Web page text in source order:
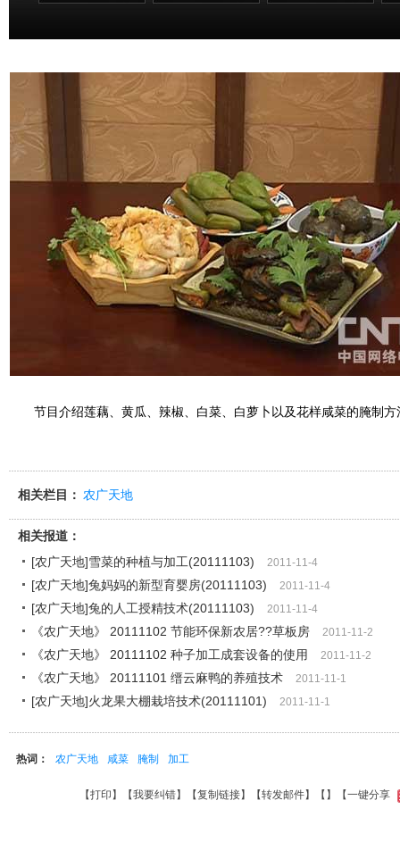
节目介绍莲藕、黄瓜、辣椒、白菜、白萝卜以及花样咸菜的腌制方
相关栏目： 农广天地
相关报道：
[农广天地]雪菜的种植与加工(20111103)
2011-11-4
[农广天地]兔妈妈的新型育婴房(20111103) 2011-11-4
[农广天地]兔的人工授精技术(20111103) 2011-11-4
《农广天地》 20111102 节能环保新农居??草板房 2011-11-2
《农广天地》 20111102 种子加工成套设备的使用 2011-11-2
《农广天地》 20111101 缙云麻鸭的养殖技术 2011-11-1
[农广天地]火龙果大棚栽培技术(20111101) 2011-11-1
热词： 农广天地 咸菜 腌制 加工
【打印 】【我要纠错】【复制链接】【转发邮件】【 】 【一键分享